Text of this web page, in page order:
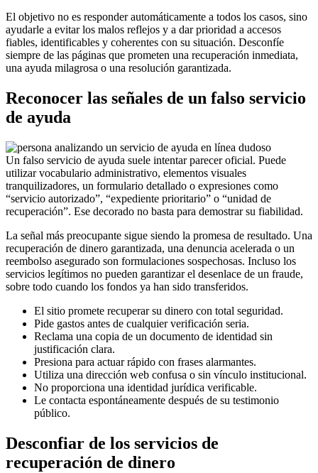
El objetivo no es responder automáticamente a todos los casos, sino
ayudarle a evitar los malos reflejos y a dar prioridad a accesos
fiables, identificables y coherentes con su situación. Desconfíe
siempre de las páginas que prometen una recuperación inmediata,
una ayuda milagrosa o una resolución garantizada.
Reconocer las señales de un falso servicio
de ayuda
Un falso servicio de ayuda suele intentar parecer oficial. Puede
utilizar vocabulario administrativo, elementos visuales
tranquilizadores, un formulario detallado o expresiones como
“servicio autorizado”, “expediente prioritario” o “unidad de
recuperación”. Ese decorado no basta para demostrar su fiabilidad.
La señal más preocupante sigue siendo la promesa de resultado. Una
recuperación de dinero garantizada, una denuncia acelerada o un
reembolso asegurado son formulaciones sospechosas. Incluso los
servicios legítimos no pueden garantizar el desenlace de un fraude,
sobre todo cuando los fondos ya han sido transferidos.
El sitio promete recuperar su dinero con total seguridad.
Pide gastos antes de cualquier verificación seria.
Reclama una copia de un documento de identidad sin
justificación clara.
Presiona para actuar rápido con frases alarmantes.
Utiliza una dirección web confusa o sin vínculo institucional.
No proporciona una identidad jurídica verificable.
Le contacta espontáneamente después de su testimonio
público.
Desconfiar de los servicios de
recuperación de dinero